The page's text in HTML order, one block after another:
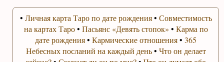
• Личная карта Таро по дате рождения• Совместимость
на картах Таро• Пасьянс «Девять стопок» • Карма по
дате рождения•Кармические отношения•365
Небесных посланий на каждый день• Что он делает